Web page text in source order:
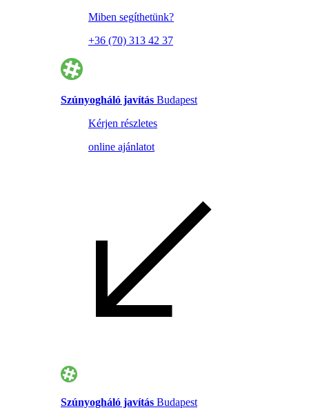
Miben segíthetünk?
+36 (70) 313 42 37
Szúnyogháló javítás Budapest
Kérjen részletes
online ajánlatot
Szúnyogháló javítás Budapest